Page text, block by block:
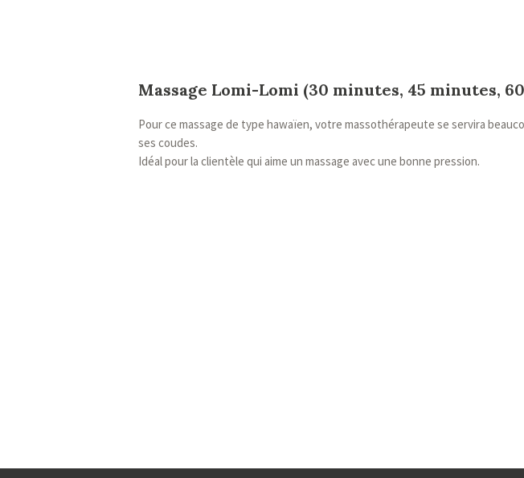
Massage Lomi-Lomi (30 minutes, 45 minutes,
Pour ce massage de type hawaïen, votre massothérapeute se servira
ses coudes.
Idéal pour la clientèle qui aime un massage avec une bonne pression.